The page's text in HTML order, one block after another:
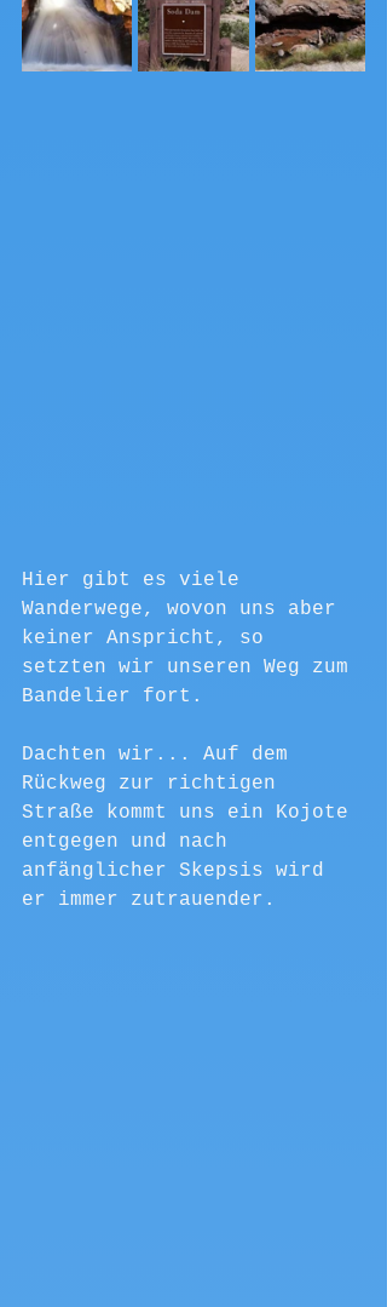
Hier gibt es viele
Wanderwege, wovon uns aber
keiner Anspricht, so
setzten wir unseren Weg zum
Bandelier fort.
Dachten wir... Auf dem
Rückweg zur richtigen
Straße kommt uns ein Kojote
entgegen und nach
anfänglicher Skepsis wird
er immer zutrauender.